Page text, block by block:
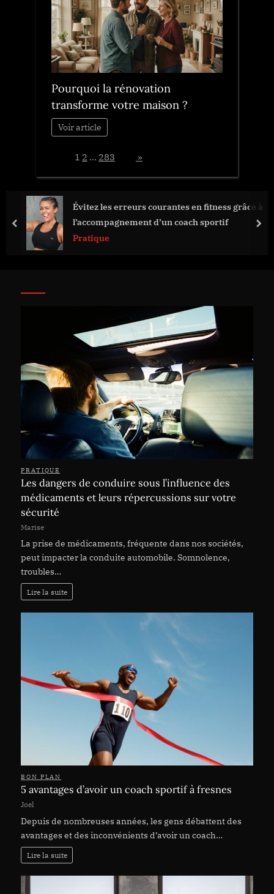
Pourquoi la rénovation
transforme votre maison ?
Voir article
1 2 … 283 »
Évitez les erreurs courantes en fitness grâce à
l’accompagnement d’un coach sportif
Pratique
prev next
PRATIQUE
Les dangers de conduire sous l’influence des
médicaments et leurs répercussions sur votre
sécurité
Marise
La prise de médicaments, fréquente dans nos sociétés,
peut impacter la conduite automobile. Somnolence,
troubles…
Lire la suite
BON PLAN
5 avantages d’avoir un coach sportif à fresnes
Joel
Depuis de nombreuses années, les gens débattent des
avantages et des inconvénients d’avoir un coach…
Lire la suite